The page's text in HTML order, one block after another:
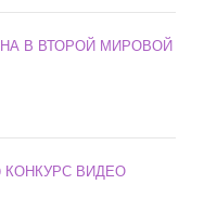
В ВТОРОЙ МИРОВОЙ
КОНКУРС ВИДЕО